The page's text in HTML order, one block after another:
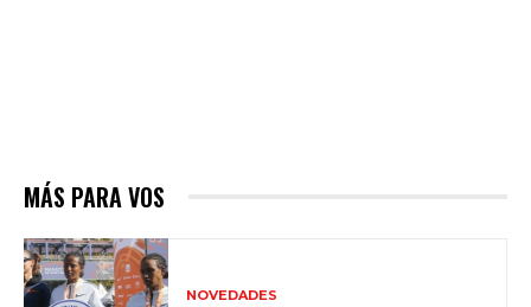
MÁS PARA VOS
NOVEDADES